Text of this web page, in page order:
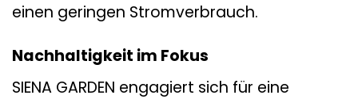
einen geringen Stromverbrauch.
Nachhaltigkeit im Fokus
SIENA GARDEN engagiert sich für eine